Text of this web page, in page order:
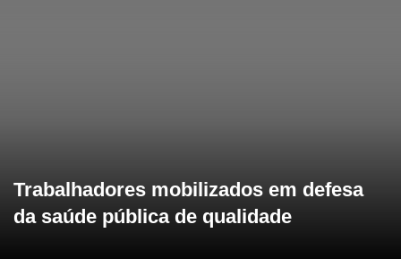
Trabalhadores mobilizados em defesa
da saúde pública de qualidade